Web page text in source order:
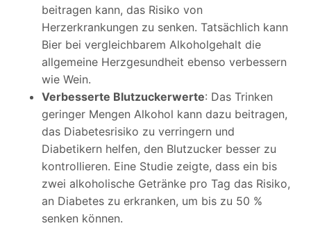
beitragen kann, das Risiko von
Herzerkrankungen zu senken. Tatsächlich kann
Bier bei vergleichbarem Alkoholgehalt die
allgemeine Herzgesundheit ebenso verbessern
wie Wein.
Verbesserte Blutzuckerwerte: Das Trinken
geringer Mengen Alkohol kann dazu beitragen,
das Diabetesrisiko zu verringern und
Diabetikern helfen, den Blutzucker besser zu
kontrollieren. Eine Studie zeigte, dass ein bis
zwei alkoholische Getränke pro Tag das Risiko,
an Diabetes zu erkranken, um bis zu 50 %
senken können.